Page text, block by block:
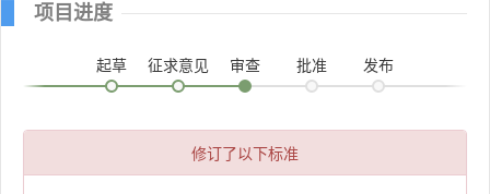
项目进度
起草 征求意见 审查 批准 发布
修订了以下标准